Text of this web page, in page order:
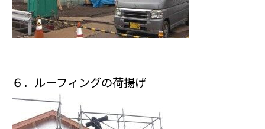
６．ルーフィングの荷揚げ